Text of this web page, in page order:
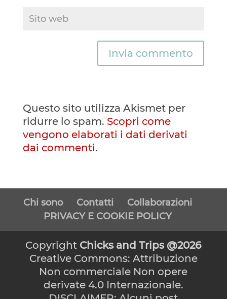
Questo sito utilizza Akismet per
ridurre lo spam. Scopri come
vengono elaborati i dati derivati
dai commenti.
Chi sono Contatti
Collaborazioni
PRIVACY E COOKIE POLICY
Copyright Chicks and Trips @2026
Creative Commons: Attribuzione
Non commerciale Non opere
derivate 4.0 Internazionale.